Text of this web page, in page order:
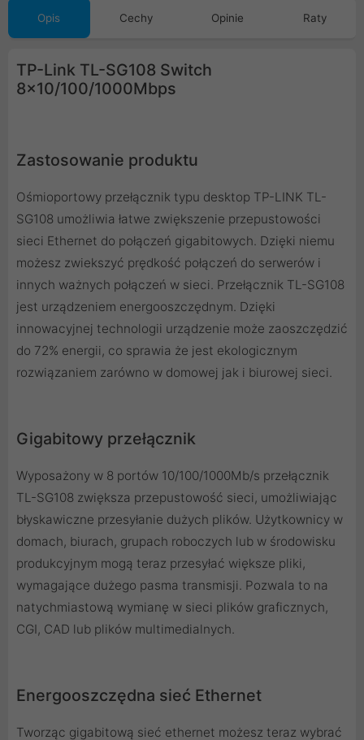
Opis Cechy Opinie Raty
TP-Link TL-SG108 Switch
8x10/100/1000Mbps
Zastosowanie produktu
Ośmioportowy przełącznik typu desktop TP-LINK TL-
SG108 umożliwia łatwe zwiększenie przepustowości
sieci Ethernet do połączeń gigabitowych. Dzięki niemu
możesz zwiekszyć prędkość połączeń do serwerów i
innych ważnych połączeń w sieci. Przełącznik TL-SG108
jest urządzeniem energooszczędnym. Dzięki
innowacyjnej technologii urządzenie może zaoszczędzić
do 72% energii, co sprawia że jest ekologicznym
rozwiązaniem zarówno w domowej jak i biurowej sieci.
Gigabitowy przełącznik
Wyposażony w 8 portów 10/100/1000Mb/s przełącznik
TL-SG108 zwiększa przepustowość sieci, umożliwiając
błyskawiczne przesyłanie dużych plików. Użytkownicy w
domach, biurach, grupach roboczych lub w środowisku
produkcyjnym mogą teraz przesyłać większe pliki,
wymagające dużego pasma transmisji. Pozwala to na
natychmiastową wymianę w sieci plików graficznych,
CGI, CAD lub plików multimedialnych.
Energooszczędna sieć Ethernet
Tworząc gigabitową sieć ethernet możesz teraz wybrać